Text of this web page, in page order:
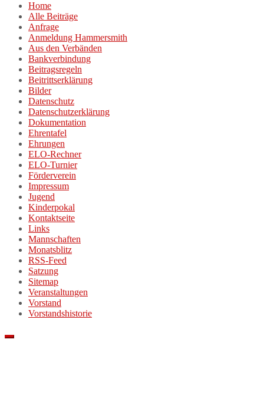
Home
Alle Beiträge
Anfrage
Anmeldung Hammersmith
Aus den Verbänden
Bankverbindung
Beitragsregeln
Beitrittserklärung
Bilder
Datenschutz
Datenschutzerklärung
Dokumentation
Ehrentafel
Ehrungen
ELO-Rechner
ELO-Turnier
Förderverein
Impressum
Jugend
Kinderpokal
Kontaktseite
Links
Mannschaften
Monatsblitz
RSS-Feed
Satzung
Sitemap
Veranstaltungen
Vorstand
Vorstandshistorie